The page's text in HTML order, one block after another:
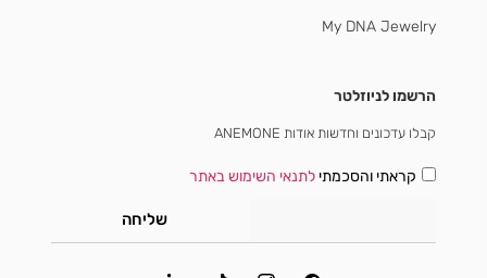
My DNA Jewelry
הרשמו לניוזלטר
קבלו עדכונים וחדשות אודות ANEMONE
קראתי והסכמתילתנאי השימוש באתר
שליחה